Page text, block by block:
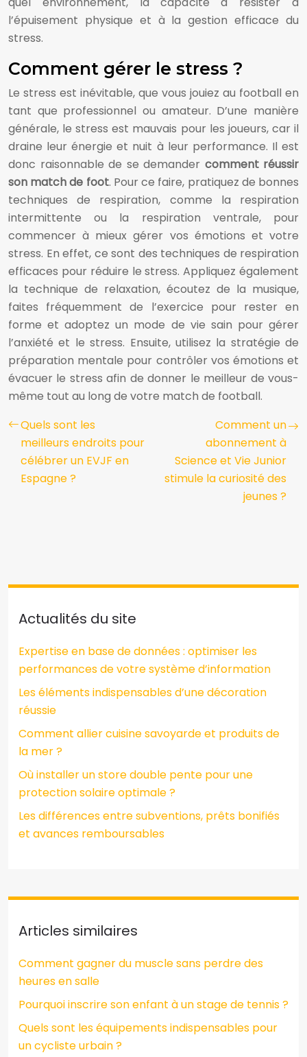
l’épuisement physique et à la gestion efficace du
stress.
Comment gérer le stress ?
Le stress est inévitable, que vous jouiez au football en
tant que professionnel ou amateur. D’une manière
générale, le stress est mauvais pour les joueurs, car il
draine leur énergie et nuit à leur performance. Il est
donc raisonnable de se demander comment réussir
son match de foot. Pour ce faire, pratiquez de bonnes
techniques de respiration, comme la respiration
intermittente ou la respiration ventrale, pour
commencer à mieux gérer vos émotions et votre
stress. En effet, ce sont des techniques de respiration
efficaces pour réduire le stress. Appliquez également
la technique de relaxation, écoutez de la musique,
faites fréquemment de l’exercice pour rester en
forme et adoptez un mode de vie sain pour gérer
l’anxiété et le stress. Ensuite, utilisez la stratégie de
préparation mentale pour contrôler vos émotions et
évacuer le stress afin de donner le meilleur de vous-
même tout au long de votre match de football.
Quels sont les
meilleurs endroits pour
célébrer un EVJF en
Espagne ?
Comment un
abonnement à
Science et Vie Junior
stimule la curiosité des
jeunes ?
Actualités du site
Expertise en base de données : optimiser les
performances de votre système d’information
Les éléments indispensables d’une décoration
réussie
Comment allier cuisine savoyarde et produits de
la mer ?
Où installer un store double pente pour une
protection solaire optimale ?
Les différences entre subventions, prêts bonifiés
et avances remboursables
Articles similaires
Comment gagner du muscle sans perdre des
heures en salle
Pourquoi inscrire son enfant à un stage de tennis ?
Quels sont les équipements indispensables pour
un cycliste urbain ?